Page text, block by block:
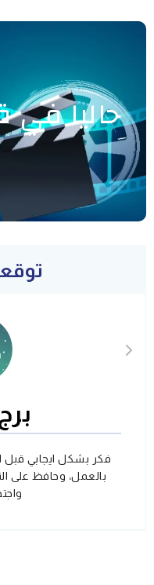
حاليا في
فكر بشكل ايجابي قبل
بالعمل، وحافظ على